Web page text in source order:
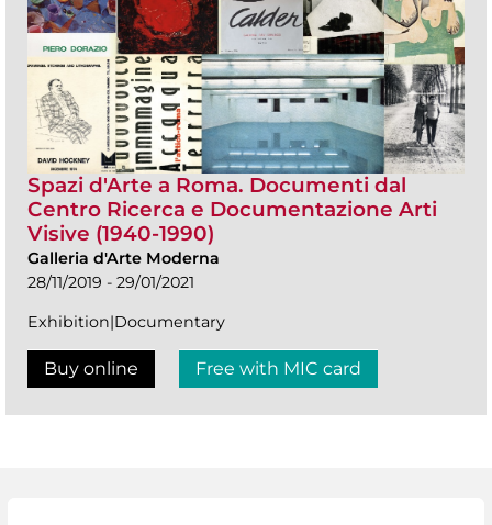
Spazi d'Arte a Roma. Documenti dal
Centro Ricerca e Documentazione Arti
Visive (1940-1990)
Galleria d'Arte Moderna
28/11/2019 - 29/01/2021
Exhibition|Documentary
Buy online Free with MIC card